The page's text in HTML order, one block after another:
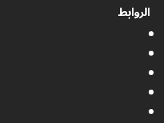
الروابط